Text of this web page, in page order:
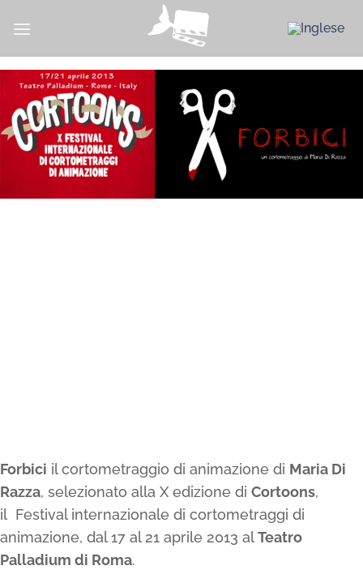
Forbici il cortometraggio di animazione di Maria Di
Razza, selezionato alla X edizione di Cortoons,
il Festival internazionale di cortometraggi di
animazione, dal 17 al 21 aprile 2013 alTeatro
Palladium di Roma.